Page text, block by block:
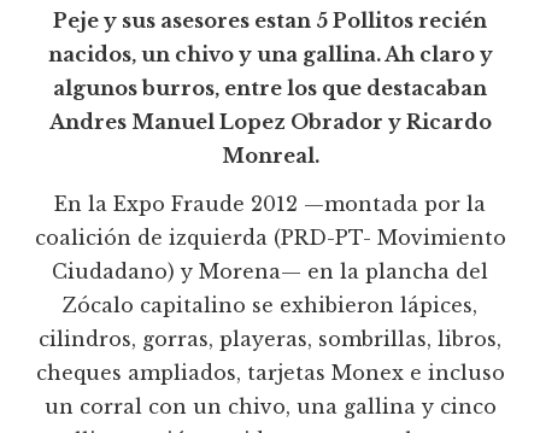
Peje y sus asesores estan 5 Pollitos recién
nacidos, un chivo y una gallina. Ah claro y
algunos burros, entre los que destacaban
Andres Manuel Lopez Obrador y Ricardo
Monreal.
En la Expo Fraude 2012 —montada por la
coalición de izquierda (PRD-PT- Movimiento
Ciudadano) y Morena— en la plancha del
Zócalo capitalino se exhibieron lápices,
cilindros, gorras, playeras, sombrillas, libros,
cheques ampliados, tarjetas Monex e incluso
un corral con un chivo, una gallina y cinco